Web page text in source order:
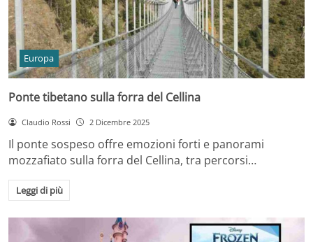
Europa
Ponte tibetano sulla forra del Cellina
Claudio Rossi 2 Dicembre 2025
Il ponte sospeso offre emozioni forti e panorami
mozzafiato sulla forra del Cellina, tra percorsi…
Leggi di più